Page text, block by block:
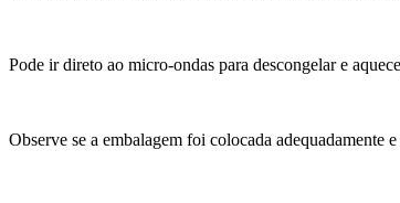
Pode ir direto ao micro-ondas para descongelar e
Observe se a embalagem foi colocada